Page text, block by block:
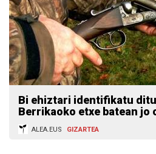
Bi ehiztari identifikatu
Berrikaoko etxe batean jo
ALEA.EUS GIZARTEA